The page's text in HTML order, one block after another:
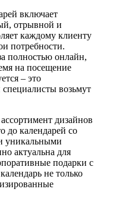
включает
отрывной и
каждому клиенту
потребности.
полностью онлайн,
на посещение
– это
возьмут
дизайнов
до календарей со
уникальными
актуальна для
подарки с
не только